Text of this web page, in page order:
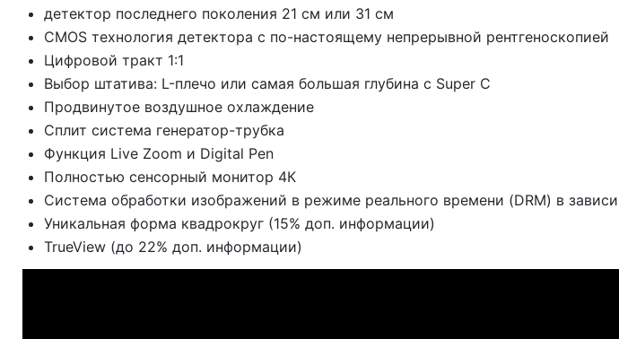
детектор последнего поколения 21 см или 31 см
CMOS технология детектора с по-настоящему непрерывной рентгеноскопией
Цифровой тракт 1:1
Выбор штатива: L-плечо или самая большая глубина с Super C
Продвинутое воздушное охлаждение
Сплит система генератор-трубка
Функция Live Zoom и Digital Pen
Полностью сенсорный монитор 4К
Система обработки изображений в режиме реального времени (DRM) в
Уникальная форма квадрокруг (15% доп. информации)
TrueView (до 22% доп. информации)